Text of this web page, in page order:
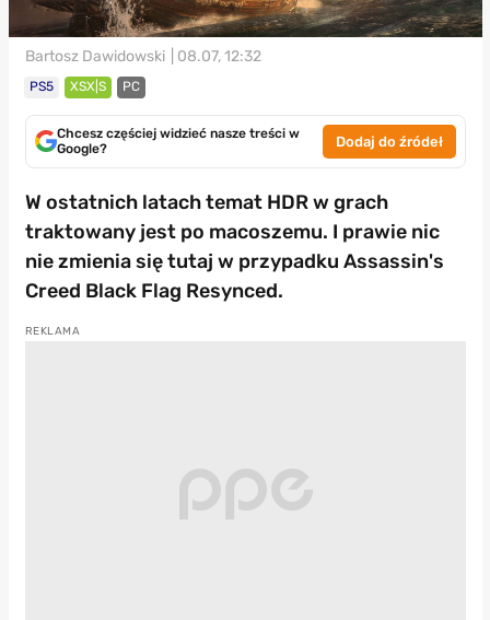
Bartosz Dawidowski | 08.07, 12:32
PS5 XSX|S PC
Chcesz częściej widzieć nasze treści w
Google?
Dodaj do źródeł
W ostatnich latach temat HDR w grach
traktowany jest po macoszemu. I prawie nic
nie zmienia się tutaj w przypadku Assassin's
Creed Black Flag Resynced.